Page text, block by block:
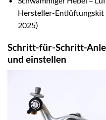
Hersteller-Entlüftungskit
2025)
Schritt-für-Schritt-
und einstellen